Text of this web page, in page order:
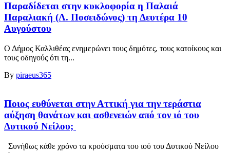
Παραδίδεται στην κυκλοφορία η Παλαιά
Παραλιακή (Λ. Ποσειδώνος) τη Δευτέρα 10
Αυγούστου
Ο Δήμος Καλλιθέας ενημερώνει τους δημότες, τους κατοίκους και
τους οδηγούς ότι τη...
By piraeus365
Ποιος ευθύνεται στην Αττική για την τεράστια
αύξηση θανάτων και ασθενειών από τον ιό του
Δυτικού Νείλου;
Συνήθως κάθε χρόνο τα κρούσματα του ιού του Δυτικού Νείλου